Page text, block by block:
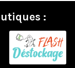
: